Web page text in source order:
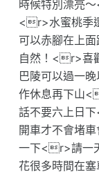
時候特別漂亮
<r>水蜜桃季
可以赤腳在上
自然！<r>喜
巴陵可以過一
作休息再下山
話不要六上日
開車才不會堵
一下<r>請一
花很多時間在